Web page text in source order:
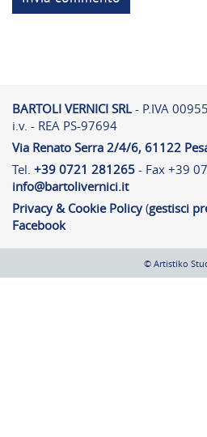
BARTOLI VERNICI SRL - P.IVA
i.v. - REA PS-97694
Via Renato Serra 2/4/6, 61122
Tel. +39 0721 281265 - Fax +39
info@bartolivernici.it
Privacy & Cookie Policy(gestisci
Facebook
© Artistiko